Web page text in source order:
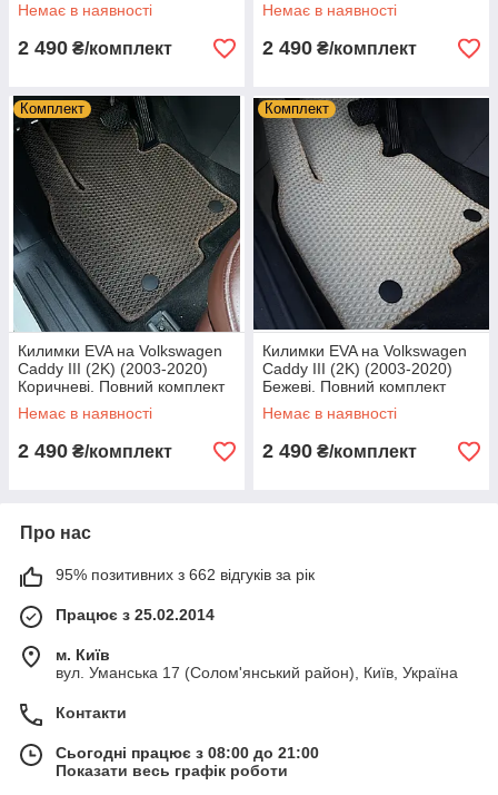
Немає в наявності
2 490 ₴/комплект
Немає в наявності
2 490 ₴/комплект
Комплект
Килимки EVA на Volkswagen
Caddy III (2K) (2003-2020)
Коричневі. Повний комплект
Немає в наявності
2 490 ₴/комплект
Комплект
Килимки EVA на Volkswagen
Caddy III (2K) (2003-2020)
Бежеві. Повний комплект
Немає в наявності
2 490 ₴/комплект
Про нас
95% позитивних з 662 відгуків за рік
Працює з 25.02.2014
м. Київ
вул. Уманська 17 (Солом'янський район), Київ, Україна
Контакти
Сьогодні працює з 08:00 до 21:00
Показати весь графік роботи